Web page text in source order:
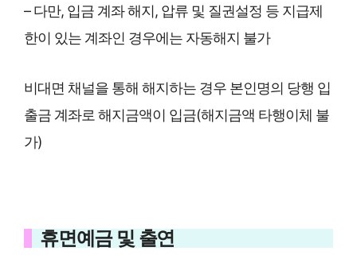
– 다만, 입금 계좌 해지, 압류 및 질권설정 등 지급제
한이 있는 계좌인 경우에는 자동해지 불가
비대면 채널을 통해 해지하는 경우 본인명의 당행 입
출금 계좌로 해지금액이 입금(해지금액 타행이체 불
가)
휴면예금 및 출연